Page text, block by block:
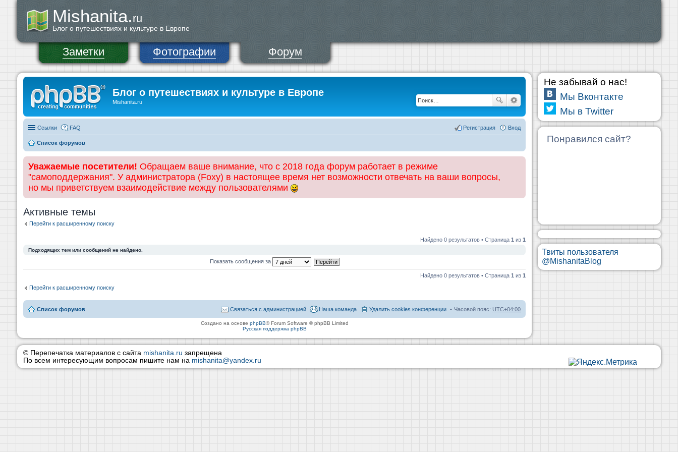
Mishanita.ru
Блог о путешествиях и культуре в Европе
Заметки Фотографии Форум
Блог о путешествиях и культуре в Европе
Mishanita.ru
Ссылки FAQ Вход
Регистрация
Список форумов
Уважаемые посетители! Обращаем ваше внимание, что с 2018 года форум работает в режиме
"самоподдержания". У администратора (Foxy) в настоящее время нет возможности отвечать на ваши вопросы,
но мы приветствуем взаимодействие между пользователями
Активные темы
Перейти к расширенному поиску
Найдено 0 результатов • Страница 1 из 1
Подходящих тем или сообщений не найдено.
Показать сообщения за
Найдено 0 результатов • Страница 1 из 1
Перейти к расширенному поиску
Список форумов Часовой пояс: UTC+04:00
Удалить cookies конференции
Наша команда
Связаться с администрацией
Создано на основе phpBB® Forum Software © phpBB Limited
Русская поддержка phpBB
Не забывай о нас!
Мы Вконтакте
Мы в Twitter
Понравился сайт?
Твиты пользователя
@MishanitaBlog
© Перепечатка материалов с сайта mishanita.ru запрещена
По всем интересующим вопросам пишите нам на mishanita@yandex.ru